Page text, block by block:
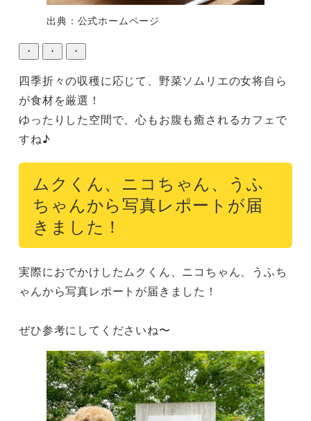
出典：公式ホームページ
・ ・ ・
四季折々の収穫に応じて、野菜ソムリエの女将自ら
が食材を厳選！
ゆったりした空間で、心もお腹も癒されるカフェで
すね♪
ムクくん、ニコちゃん、うふ
ちゃんから写真レポートが届
きました！
実際におでかけしたムクくん、ニコちゃん、うふち
ゃんから写真レポートが届きました！
ぜひ参考にしてくださいね〜